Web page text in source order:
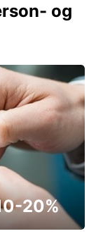
og
20%